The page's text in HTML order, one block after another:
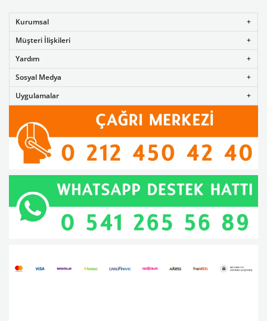
Kurumsal
Müşteri İlişkileri
Yardım
Sosyal Medya
Uygulamalar